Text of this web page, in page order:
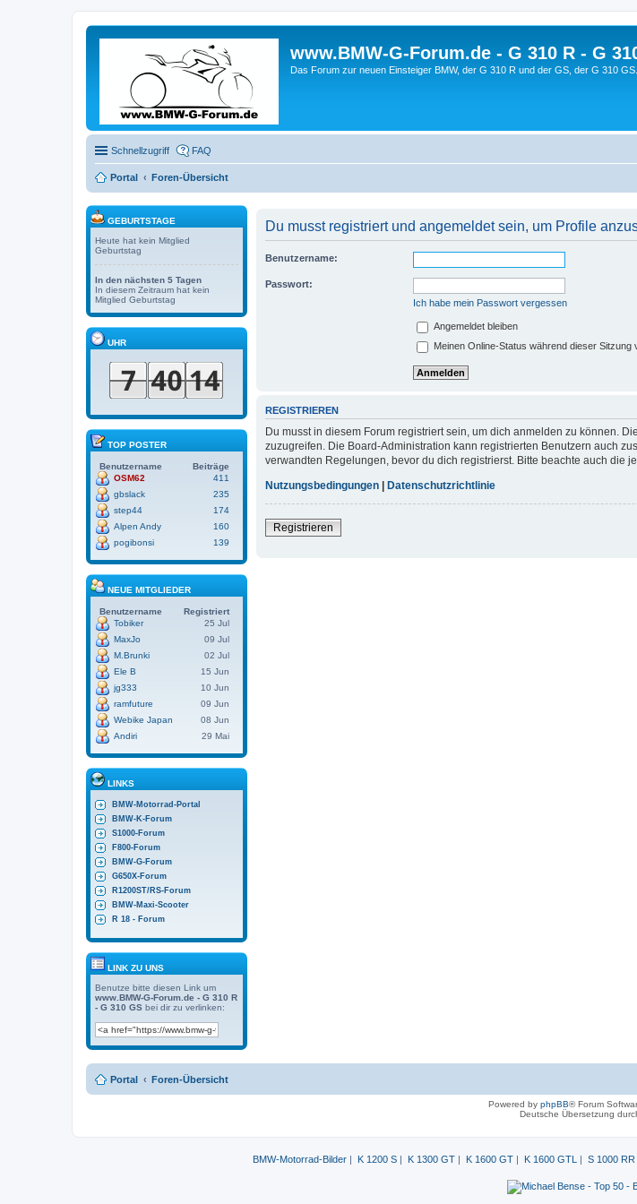
www.BMW-G-Forum.de - G 310 R - G
Das Forum zur neuen Einsteiger BMW, der G 310 R und der GS, der G 310 GS.
Schnellzugriff FAQ
Portal Foren-Übersicht
Du musst registriert und angemeldet sein, um Profile
Benutzername:
Passwort:
Ich habe mein Passwort vergessen
Angemeldet bleiben
Meinen Online-Status während dieser Sitzung
REGISTRIEREN
Du musst in diesem Forum registriert sein, um dich anmelden zu können.
zuzugreifen. Die Board-Administration kann registrierten Benutzern auch
verwandten Regelungen, bevor du dich registrierst. Bitte beachte auch die
Nutzungsbedingungen | Datenschutzrichtlinie
Registrieren
GEBURTSTAGE
Heute hat kein Mitglied
Geburtstag
In den nächsten 5 Tagen
In diesem Zeitraum hat kein
Mitglied Geburtstag
UHR
TOP POSTER
Benutzername
Beiträge
OSM62
411
gbslack
235
step44
174
Alpen Andy
160
pogibonsi
139
NEUE MITGLIEDER
Benutzername
Registriert
Tobiker
25 Jul
MaxJo
09 Jul
M.Brunki
02 Jul
Ele B
15 Jun
jg333
10 Jun
ramfuture
09 Jun
Webike Japan
08 Jun
Andiri
29 Mai
LINKS
BMW-Motorrad-Portal
BMW-K-Forum
S1000-Forum
F800-Forum
BMW-G-Forum
G650X-Forum
R1200ST/RS-Forum
BMW-Maxi-Scooter
R 18 - Forum
LINK ZU UNS
Benutze bitte diesen Link um
www.BMW-G-Forum.de - G 310 R
- G 310 GS bei dir zu verlinken:
Portal Foren-Übersicht
Powered by phpBB® Forum
Deutsche Übersetzung
BMW-Motorrad-Bilder| K 1200 S| K 1300 GT| K 1600 GT| K 1600 GTL | S 1000 RR